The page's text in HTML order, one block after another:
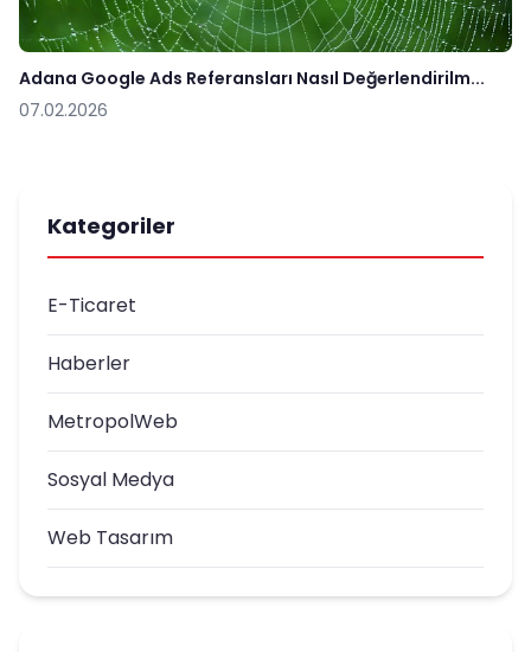
Adana Google Ads Referansları Nasıl Değerlendirilm...
07.02.2026
Kategoriler
E-Ticaret
Haberler
MetropolWeb
Sosyal Medya
Web Tasarım